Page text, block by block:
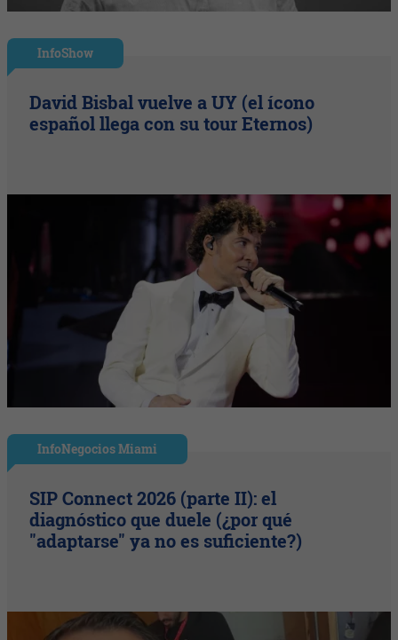
InfoShow
David Bisbal vuelve a UY (el ícono
español llega con su tour Eternos)
InfoNegocios Miami
SIP Connect 2026 (parte II): el
diagnóstico que duele (¿por qué
"adaptarse" ya no es suficiente?)